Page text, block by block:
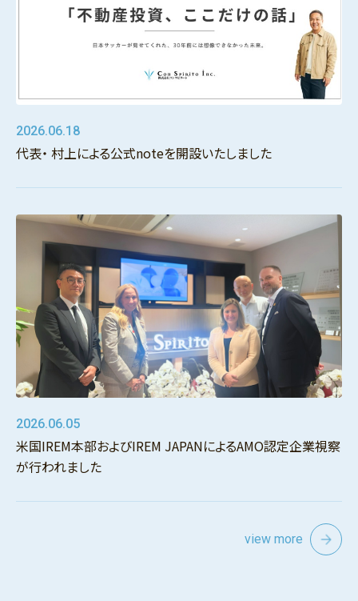
2026.06.18
代表・ 村上による公式noteを開設いたしました
2026.06.05
米国IREM本部およびIREM JAPANによるAMO認定企業視察
が行われました
view more